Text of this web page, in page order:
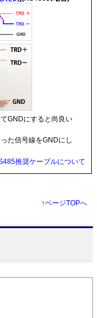
GNDにすると尚良い
た信号線をGNDにし
推奨ケーブルについて
↑ページTOPへ